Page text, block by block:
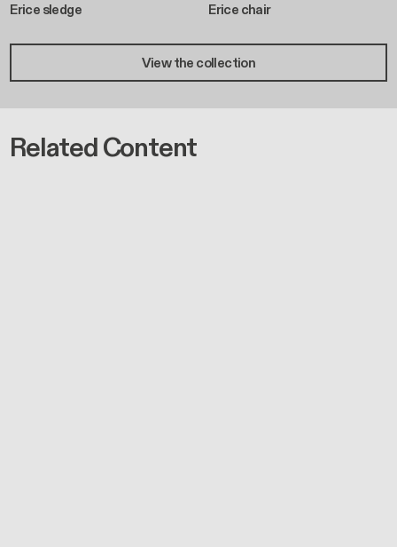
Erice sledge Erice chair
View the collection
Related Content